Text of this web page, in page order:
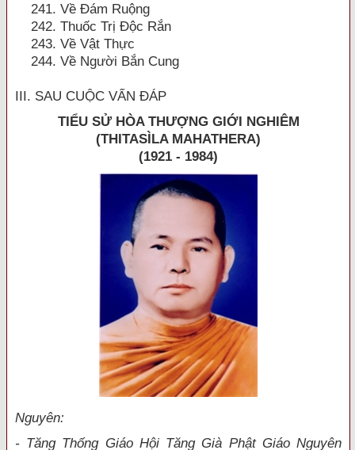
241. Về Đám Ruộng
242. Thuốc Trị Độc Rắn
243. Về Vật Thực
244. Về Người Bắn Cung
III. SAU CUỘC VẤN ĐÁP
TIỂU SỬ HÒA THƯỢNG GIỚI NGHIÊM
(THITASÌLA MAHATHERA)
(1921 - 1984)
Nguyên:
- Tăng Thống Giáo Hội Tăng Già Phật Giáo Nguyên